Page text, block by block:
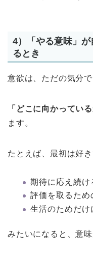
4）「やる意味」
るとき
意欲は、ただの気分で
「どこに向かってい
ます。
たとえば、最初は好
期待に応え続け
評価を取るため
生活のためだけ
みたいになると、意味